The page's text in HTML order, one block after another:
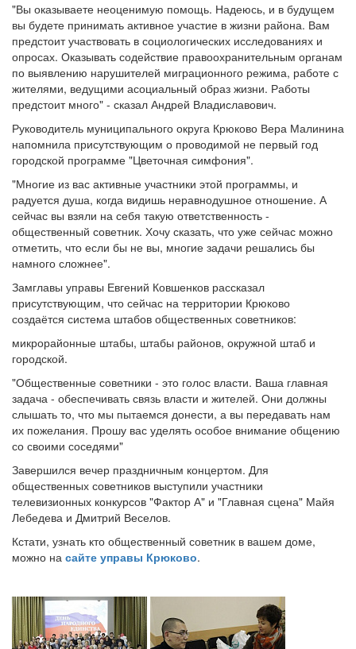
"Вы оказываете неоценимую помощь. Надеюсь, и в будущем
вы будете принимать активное участие в жизни района. Вам
предстоит участвовать в социологических исследованиях и
опросах. Оказывать содействие правоохранительным органам
по выявлению нарушителей миграционного режима, работе с
жителями, ведущими асоциальный образ жизни. Работы
предстоит много" - сказал Андрей Владиславович.
Руководитель муниципального округа Крюково Вера Малинина
напомнила присутствующим о проводимой не первый год
городской программе "Цветочная симфония".
"Многие из вас активные участники этой программы, и
радуется душа, когда видишь неравнодушное отношение. А
сейчас вы взяли на себя такую ответственность -
общественный советник. Хочу сказать, что уже сейчас можно
отметить, что если бы не вы, многие задачи решались бы
намного сложнее".
Замглавы управы Евгений Ковшенков рассказал
присутствующим, что сейчас на территории Крюково
создаётся система штабов общественных советников:
микрорайонные штабы, штабы районов, окружной штаб и
городской.
"Общественные советники - это голос власти. Ваша главная
задача - обеспечивать связь власти и жителей. Они должны
слышать то, что мы пытаемся донести, а вы передавать нам
их пожелания. Прошу вас уделять особое внимание общению
со своими соседями"
Завершился вечер праздничным концертом. Для
общественных советников выступили участники
телевизионных конкурсов "Фактор А" и "Главная сцена" Майя
Лебедева и Дмитрий Веселов.
Кстати, узнать кто общественный советник в вашем доме,
можно на сайте управы Крюково.